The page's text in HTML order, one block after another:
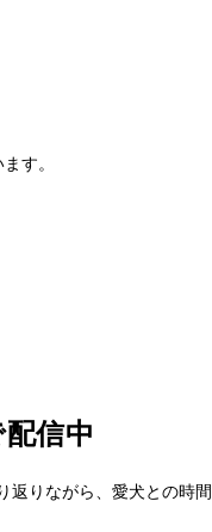
す。
信中
返りながら、愛犬との時間